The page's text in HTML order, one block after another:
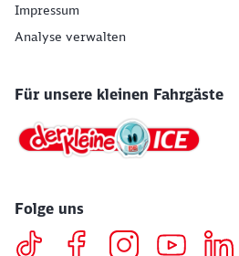
Impressum
Analyse verwalten
Für unsere kleinen Fahrgäste
Folge uns